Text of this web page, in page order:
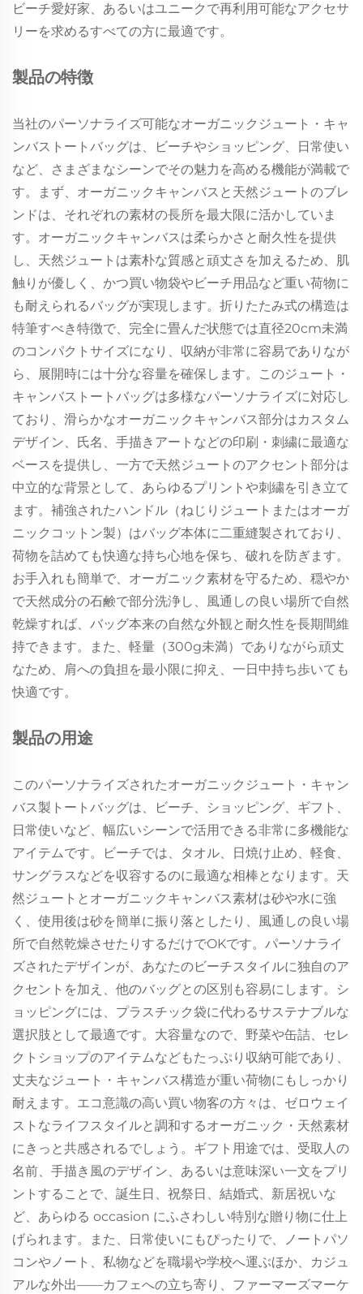
ビーチ愛好家、あるいはユニークで再利用可能なアクセサ
リーを求めるすべての方に最適です。
製品の特徴
当社のパーソナライズ可能なオーガニックジュート・キャ
ンバストートバッグは、ビーチやショッピング、日常使い
など、さまざまなシーンでその魅力を高める機能が満載で
す。まず、オーガニックキャンバスと天然ジュートのブレ
ンドは、それぞれの素材の長所を最大限に活かしていま
す。オーガニックキャンバスは柔らかさと耐久性を提供
し、天然ジュートは素朴な質感と頑丈さを加えるため、肌
触りが優しく、かつ買い物袋やビーチ用品など重い荷物に
も耐えられるバッグが実現します。折りたたみ式の構造は
特筆すべき特徴で、完全に畳んだ状態では直径20cm未満
のコンパクトサイズになり、収納が非常に容易でありなが
ら、展開時には十分な容量を確保します。このジュート・
キャンバストートバッグは多様なパーソナライズに対応し
ており、滑らかなオーガニックキャンバス部分はカスタム
デザイン、氏名、手描きアートなどの印刷・刺繍に最適な
ベースを提供し、一方で天然ジュートのアクセント部分は
中立的な背景として、あらゆるプリントや刺繍を引き立て
ます。補強されたハンドル（ねじりジュートまたはオーガ
ニックコットン製）はバッグ本体に二重縫製されており、
荷物を詰めても快適な持ち心地を保ち、破れを防ぎます。
お手入れも簡単で、オーガニック素材を守るため、穏やか
で天然成分の石鹸で部分洗浄し、風通しの良い場所で自然
乾燥すれば、バッグ本来の自然な外観と耐久性を長期間維
持できます。また、軽量（300g未満）でありながら頑丈
なため、肩への負担を最小限に抑え、一日中持ち歩いても
快適です。
製品の用途
このパーソナライズされたオーガニックジュート・キャン
バス製トートバッグは、ビーチ、ショッピング、ギフト、
日常使いなど、幅広いシーンで活用できる非常に多機能な
アイテムです。ビーチでは、タオル、日焼け止め、軽食、
サングラスなどを収容するのに最適な相棒となります。天
然ジュートとオーガニックキャンバス素材は砂や水に強
く、使用後は砂を簡単に振り落としたり、風通しの良い場
所で自然乾燥させたりするだけでOKです。パーソナライ
ズされたデザインが、あなたのビーチスタイルに独自のア
クセントを加え、他のバッグとの区別も容易にします。シ
ョッピングには、プラスチック袋に代わるサステナブルな
選択肢として最適です。大容量なので、野菜や缶詰、セレ
クトショップのアイテムなどもたっぷり収納可能であり、
丈夫なジュート・キャンバス構造が重い荷物にもしっかり
耐えます。エコ意識の高い買い物客の方々は、ゼロウェイ
ストなライフスタイルと調和するオーガニック・天然素材
にきっと共感されるでしょう。ギフト用途では、受取人の
名前、手描き風のデザイン、あるいは意味深い一文をプリ
ントすることで、誕生日、祝祭日、結婚式、新居祝いな
ど、あらゆる occasion にふさわしい特別な贈り物に仕上
げられます。また、日常使いにもぴったりで、ノートパソ
コンやノート、私物などを職場や学校へ運ぶほか、カジュ
アルな外出——カフェへの立ち寄り、ファーマーズマーケ